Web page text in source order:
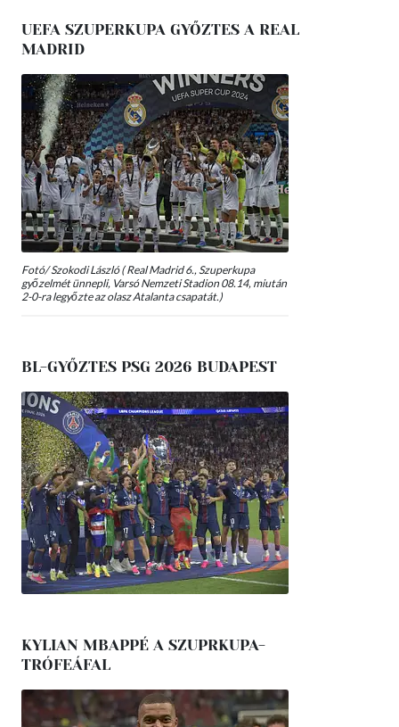
UEFA SZUPERKUPA GYŐZTES A REAL
MADRID
Fotó/ Szokodi László ( Real Madrid 6., Szuperkupa
győzelmét ünnepli, Varsó Nemzeti Stadion 08.14, miután
2-0-ra legyőzte az olasz Atalanta csapatát.)
BL-GYŐZTES PSG 2026 BUDAPEST
KYLIAN MBAPPÉ A SZUPRKUPA-
TRÓFEÁFAL